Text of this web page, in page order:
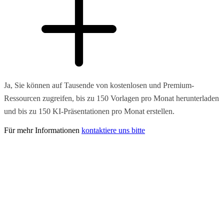
Ja, Sie können auf Tausende von kostenlosen und Premium-
Ressourcen zugreifen, bis zu 150 Vorlagen pro Monat herunterladen
und bis zu 150 KI-Präsentationen pro Monat erstellen.
Für mehr Informationen kontaktiere uns bitte